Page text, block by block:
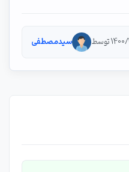
سیدمصطفی